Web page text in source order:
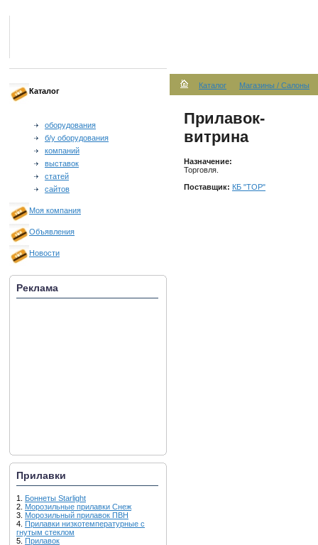
Каталог
оборудования
б/у оборудования
компаний
выставок
статей
сайтов
Моя компания
Объявления
Новости
Реклама
Прилавки
1. Боннеты Starlight
2. Морозильные прилавки Снеж
3. Морозильный прилавок ПВН
4. Прилавки низкотемпературные с
гнутым стеклом
5. Прилавок
Каталог Магазины / Салоны
Прилавок-
витрина
Назначение:
Торговля.
Поставщик: КБ "ТОР"